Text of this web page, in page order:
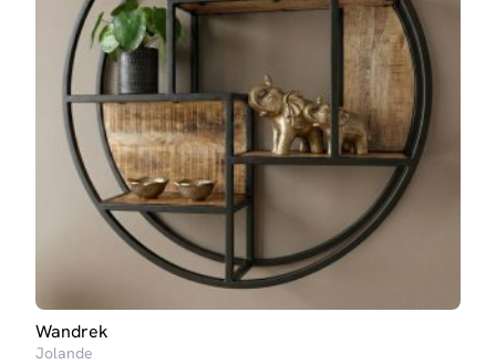
Wandrek
Jolande